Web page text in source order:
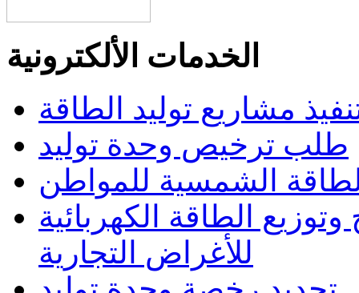
الخدمات الألكترونية
مشاريع توليد الطاقة
طلب ترخيص وحدة توليد
الشمسية للمواطن
الطاقة الكهربائية
للأغراض التجارية